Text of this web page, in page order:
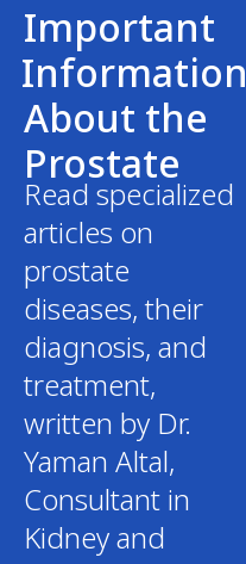
Important
Information
About the
Prostate
Read specialized
articles on
prostate
diseases, their
diagnosis, and
treatment,
written by Dr.
Yaman Altal,
Consultant in
Kidney and